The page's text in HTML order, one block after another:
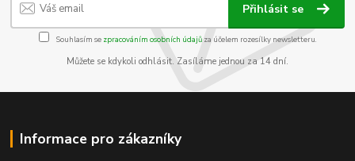
Přihlásit se
Souhlasím se zpracováním osobních údajůza účelem rozesílky newsletteru.
Můžete se kdykoli odhlásit. Zasíláme jednou za 14 dní.
Informace pro zákazníky